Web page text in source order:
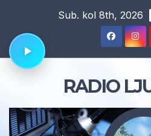
content
Sub. kol 8th, 2026
RADIO